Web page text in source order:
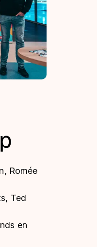
Romée
Ted
en